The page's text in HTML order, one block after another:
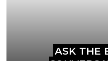
ASK THE